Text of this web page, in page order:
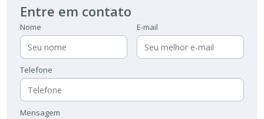
Entre em contato
Nome E-mail
Telefone
Mensagem